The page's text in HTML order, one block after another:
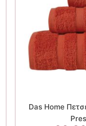
Das Home